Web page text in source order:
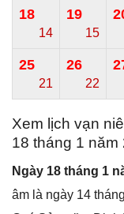
18
14
19
15
25
21
26
22
Xem lịch vạn
18 tháng 1 năm
Ngày 18 tháng 1
âm là ngày 14